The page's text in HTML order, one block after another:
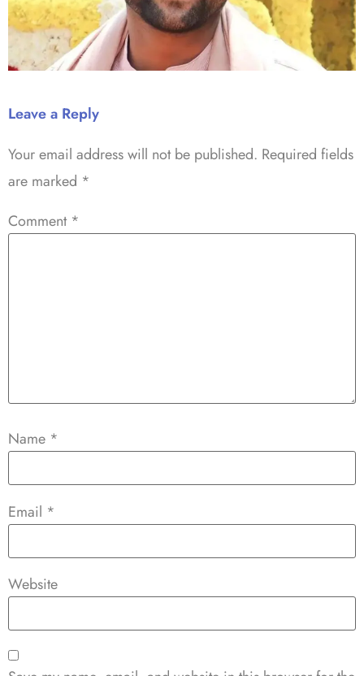
Leave a Reply
Your email address will not be published. Required fields
are marked *
Comment *
Name *
Email *
Website